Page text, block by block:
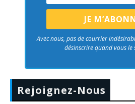
Avec nous, pas de courrier
désinscrire quand vous le
Rejoignez-Nous